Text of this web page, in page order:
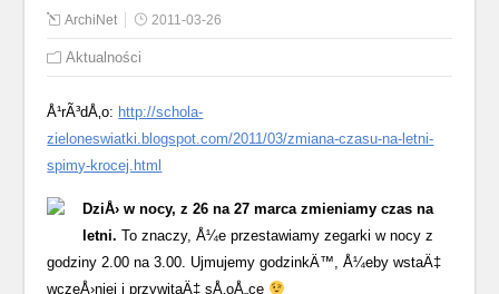
ArchiNet 2011-03-26
Aktualności
Å¹rÃ³dÅ‚o: http://schola-
zieloneswiatki.blogspot.com/2011/03/zmiana-czasu-na-letni-
spimy-krocej.html
DziÅ› w nocy, z 26 na 27 marca zmieniamy czas na
letni. To znaczy, Å¼e przestawiamy zegarki w nocy z
godziny 2.00 na 3.00. Ujmujemy godzinkÄ™, Å¼eby wstaÄ‡
wczeÅ›niej i przywitaÄ‡ sÅ‚oÅ„ce